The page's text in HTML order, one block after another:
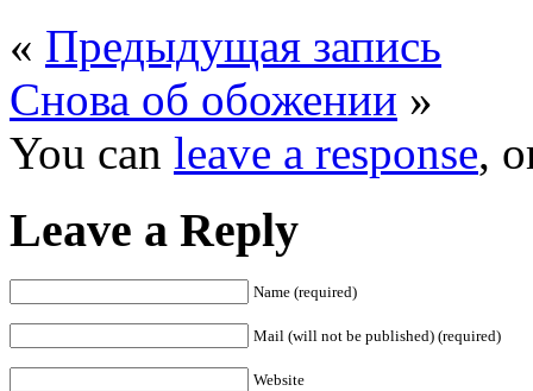
« Предыдущая запись
Снова об обожении »
You can leave a response,
Leave a Reply
Name (required)
Mail (will not be published) (required)
Website